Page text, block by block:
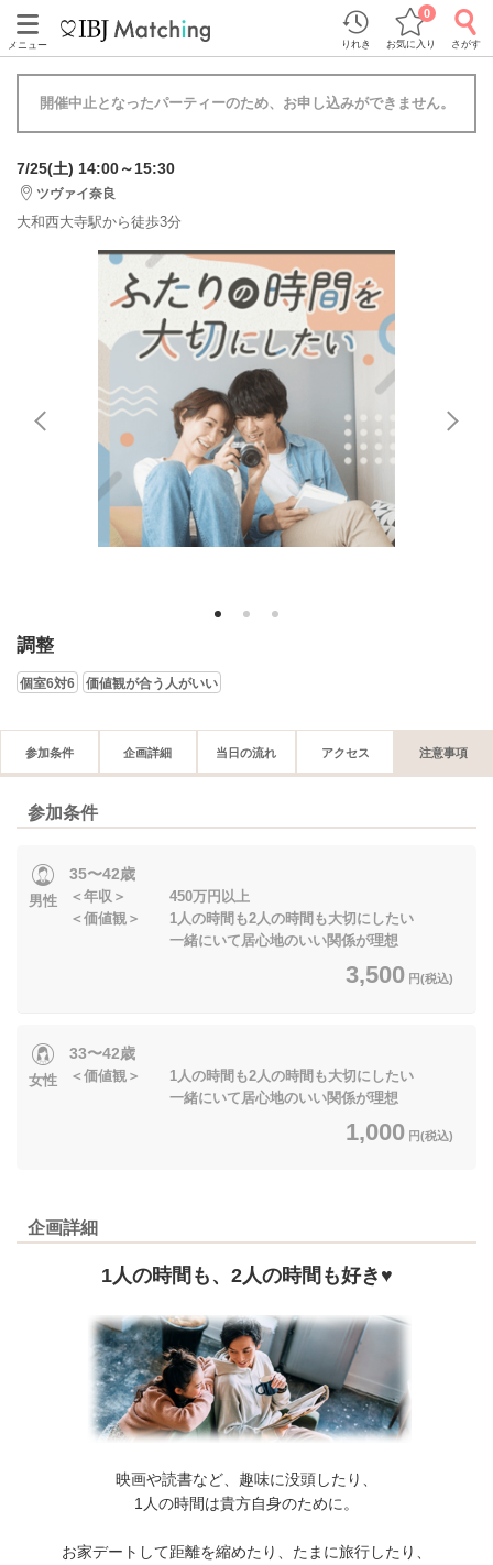
メニュー りれき お気に入り
0
さがす
開催中止となったパーティーのため、お申し込みができません。
7/25(土) 14:00～15:30
ツヴァイ奈良
大和西大寺駅から徒歩3分
1 2 3
調整
個室6対6 価値観が合う人がいい
参加条件 企画詳細 当日の流れ アクセス 注意事項
参加条件
男性
35〜42歳
＜年収＞ 450万円以上
＜価値観＞ 1人の時間も2人の時間も大切にしたい
一緒にいて居心地のいい関係が理想
3,500 円(税込)
女性
33〜42歳
＜価値観＞ 1人の時間も2人の時間も大切にしたい
一緒にいて居心地のいい関係が理想
1,000 円(税込)
企画詳細
1人の時間も、2人の時間も好き♥
映画や読書など、趣味に没頭したり、
1人の時間は貴方自身のために。
お家デートして距離を縮めたり、たまに旅行したり、